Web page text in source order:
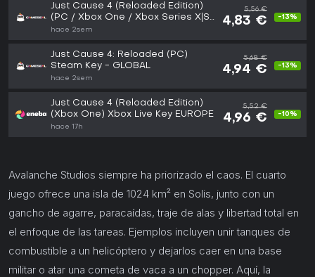
Just Cause 4 (Reloaded Edition)
(PC / Xbox One / Xbox Series X|S)
Microsoft Store Key - EU
hace 2sem
5,56 €
4,83 € -13%
Just Cause 4: Reloaded (PC)
Steam Key - GLOBAL
hace 2sem
5,68 €
4,94 € -13%
Just Cause 4 (Reloaded Edition)
(Xbox One) Xbox Live Key EUROPE
hace 17h
5,52 €
4,96 € -10%
Avalanche Studios siempre ha priorizado el caos. El cuarto
juego ofrece una isla de 1024 km² en Solis, junto con un
gancho de agarre, paracaídas, traje de alas y libertad total en
el enfoque de las tareas. Ejemplos incluyen unir tanques de
combustible a un helicóptero y dejarlos caer en una base
militar o atar una cometa de vaca a un chopper. Aquí, la